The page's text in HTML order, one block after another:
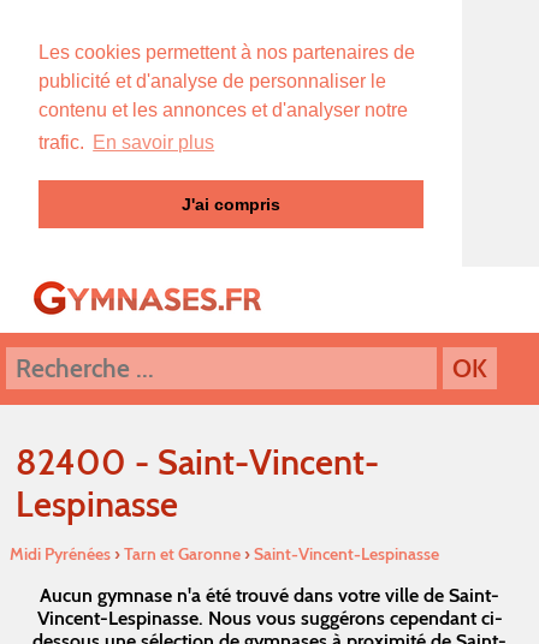
Les cookies permettent à nos partenaires de
publicité et d'analyse de personnaliser le
contenu et les annonces et d'analyser notre
trafic. En savoir plus
J'ai compris
82400 - Saint-Vincent-
Lespinasse
Midi Pyrénées›Tarn et Garonne›Saint-Vincent-Lespinasse
Aucun gymnase n'a été trouvé dans votre ville de Saint-
Vincent-Lespinasse. Nous vous suggérons cependant ci-